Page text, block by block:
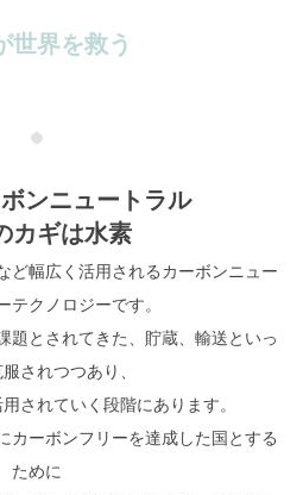
世界を救う
ンニュートラル
カギは水素
ど幅広く活用されるカーボンニュー
テクノロジーです。
題とされてきた、貯蔵、輸送といっ
されつつあり、
されていく段階にあります。
カーボンフリーを達成した国とする
ために